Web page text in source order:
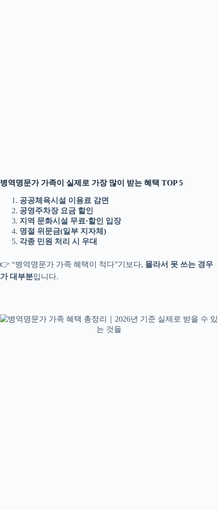
병역명문가 가족이 실제로 가장 많이 받는 혜택 TOP 5
공공체육시설 이용료 감면
공영주차장 요금 할인
지역 문화시설 무료·할인 입장
명절 위문금(일부 지자체)
각종 민원 처리 시 우대
👉 “병역명문가 가족 혜택이 적다”기보다, 몰라서 못 쓰는 경우
가 대부분입니다.